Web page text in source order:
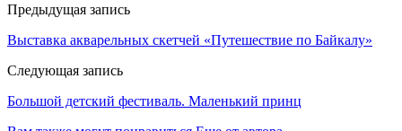
Предыдущая запись
Выставка акварельных скетчей «Путешествие по Байкалу»
Следующая запись
Большой детский фестиваль. Маленький принц